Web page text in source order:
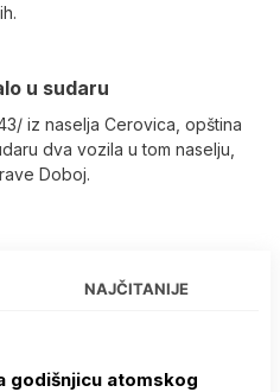
u sudaru
iz naselja Cerovica, opština
dva vozila u tom naselju,
Doboj.
NAJČITANIJE
godišnjicu atomskog